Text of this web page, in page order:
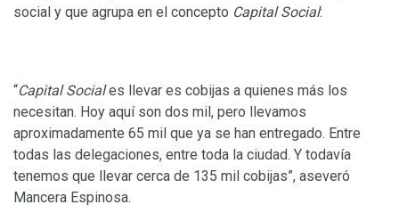
social y que agrupa en el concepto Capital Social:
“Capital Sociales llevar es cobijas a quienes más los
necesitan. Hoy aquí son dos mil, pero llevamos
aproximadamente 65 mil que ya se han entregado. Entre
todas las delegaciones, entre toda la ciudad. Y todavía
tenemos que llevar cerca de 135 mil cobijas”, aseveró
Mancera Espinosa.